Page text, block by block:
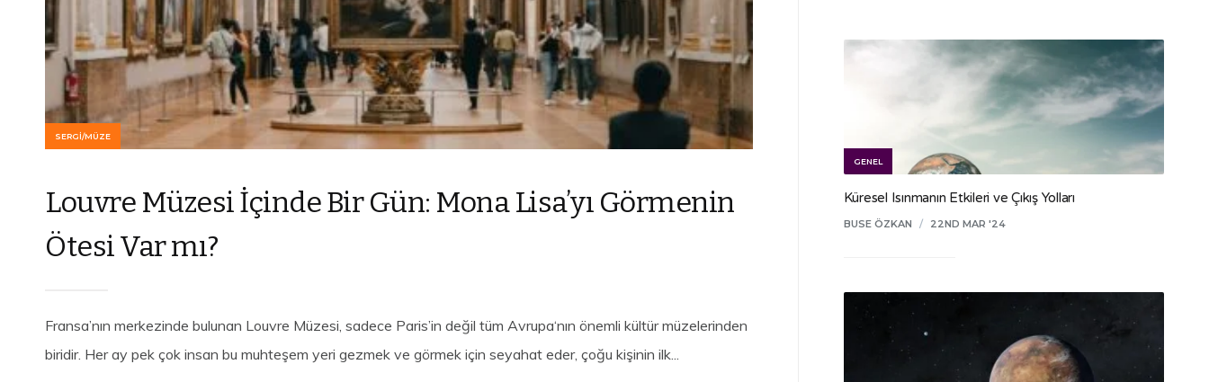
SERGI/MÜZE
Louvre Müzesi İçinde Bir Gün: Mona Lisa’yı Görmenin
Ötesi Var mı?
Fransa’nın merkezinde bulunan Louvre Müzesi, sadece Paris’in değil tüm Avrupa‘nın önemli kültür müzelerinden
biridir. Her ay pek çok insan bu muhteşem yeri gezmek ve görmek için seyahat eder, çoğu kişinin ilk...
GENEL
Küresel Isınmanın Etkileri ve Çıkış Yolları
BUSE ÖZKAN / 22ND MAR '24